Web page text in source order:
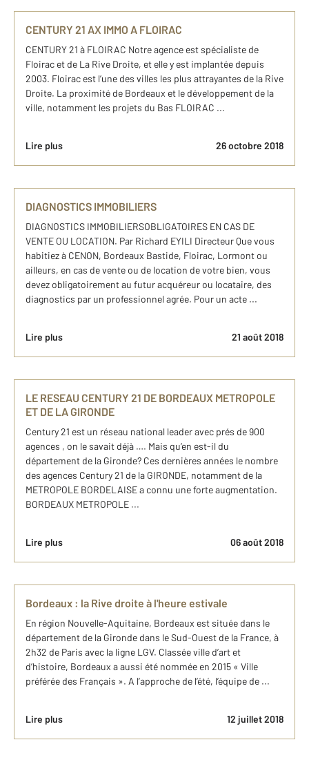
CENTURY 21 AX IMMO A FLOIRAC
CENTURY 21 à FLOIRAC Notre agence est spécialiste de
Floirac et de La Rive Droite, et elle y est implantée depuis
2003. Floirac est l’une des villes les plus attrayantes de la Rive
Droite. La proximité de Bordeaux et le développement de la
ville, notamment les projets du Bas FLOIRAC ...
Lire plus 26 octobre 2018
DIAGNOSTICS IMMOBILIERS
DIAGNOSTICS IMMOBILIERSOBLIGATOIRES EN CAS DE
VENTE OU LOCATION. Par Richard EYILI Directeur Que vous
habitiez à CENON, Bordeaux Bastide, Floirac, Lormont ou
ailleurs, en cas de vente ou de location de votre bien, vous
devez obligatoirement au futur acquéreur ou locataire, des
diagnostics par un professionnel agrée. Pour un acte ...
Lire plus 21 août 2018
LE RESEAU CENTURY 21 DE BORDEAUX METROPOLE
ET DE LA GIRONDE
Century 21 est un réseau national leader avec prés de 900
agences , on le savait déjà …. Mais qu’en est-il du
département de la Gironde? Ces dernières années le nombre
des agences Century 21 de la GIRONDE, notamment de la
METROPOLE BORDELAISE a connu une forte augmentation.
BORDEAUX METROPOLE ...
Lire plus 06 août 2018
Bordeaux : la Rive droite à l'heure estivale
En région Nouvelle-Aquitaine, Bordeaux est située dans le
département de la Gironde dans le Sud-Ouest de la France, à
2h32 de Paris avec la ligne LGV. Classée ville d’art et
d’histoire, Bordeaux a aussi été nommée en 2015 « Ville
préférée des Français ». A l’approche de l’été, l’équipe de ...
Lire plus 12 juillet 2018